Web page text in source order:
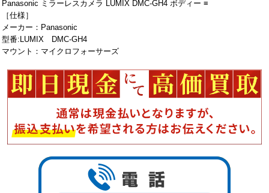
Panasonic ミラーレスカメラ LUMIX DMC-GH4 ボディー ≡
［仕様］
メーカー：Panasonic
型番:LUMIX DMC-GH4
マウント：マイクロフォーサーズ